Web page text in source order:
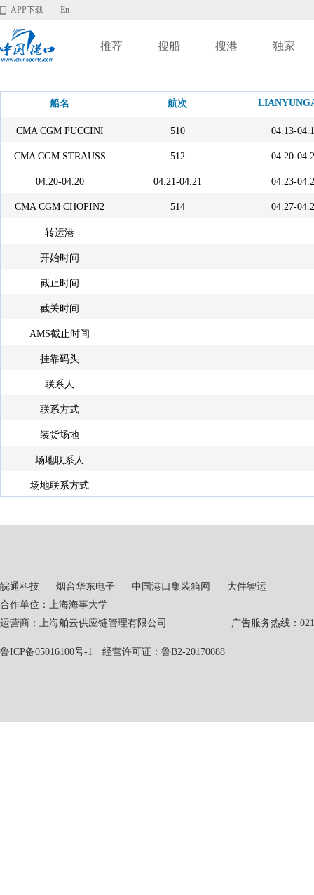
APP下载 En
推荐 搜船 搜港 独家
船名 航次
CMA CGM PUCCINI 510 04.13-
CMA CGM STRAUSS 512 04.20-
04.20-04.20 04.21-04.21 04.23-
CMA CGM CHOPIN2 514 04.27-
转运港
开始时间
截止时间
截关时间
AMS截止时间
挂靠码头
联系人
联系方式
装货场地
场地联系人
场地联系方式
皖通科技 烟台华东电子 中国港口集装箱网
大件智运
合作单位：上海海事大学
运营商：上海舶云供应链管理有限公司 广告服务热线：021-
鲁ICP备05016100号-1 经营许可证：鲁B2-20170088